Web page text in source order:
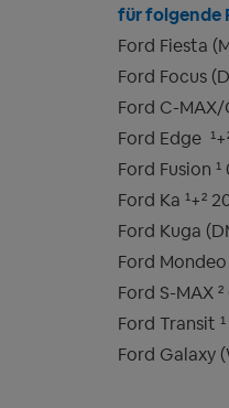
für folgende
Ford Fiesta
Ford Focus
Ford C-MAX/
Ford Edge
Ford Fusion
Ford Ka ¹+²
Ford Kuga
Ford
Ford S-MAX
Ford Transit
Ford Galaxy